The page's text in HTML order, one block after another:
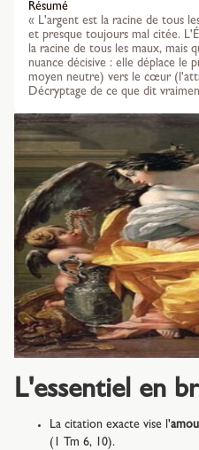
Résumé
« L'argent est la racine de tous
et presque toujours mal citée.
la racine de tous les maux, mais
nuance décisive : elle déplace le
moyen neutre) vers le cœur
Décryptage de ce que dit
L'essentiel en
La citation exacte vise l'
(1 Tm 6, 10).